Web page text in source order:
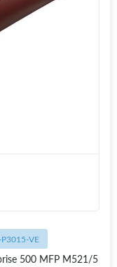
VE
500 MFP M521/5